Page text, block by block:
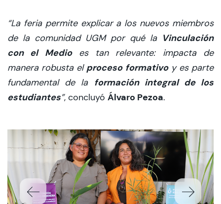
“La feria permite explicar a los nuevos miembros
de la comunidad UGM por qué la Vinculación
con el Medioes tan relevante: impacta de
manera robusta el proceso formativoy es parte
fundamental de la formación integral de los
estudiantes”, concluyó Álvaro Pezoa.